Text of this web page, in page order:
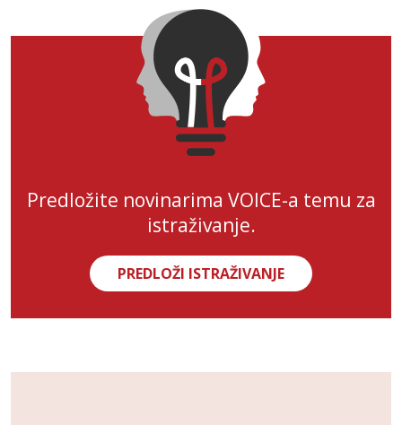
Predložite novinarima VOICE-a temu za
istraživanje.
PREDLOŽI ISTRAŽIVANJE